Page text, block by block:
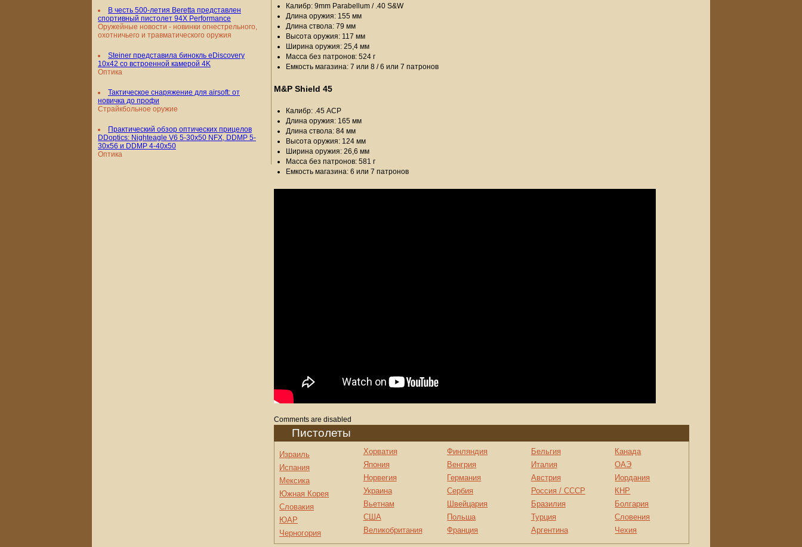
Калибр: 9mm Parabellum / .40 S&W
Длина оружия: 155 мм
Длина ствола: 79 мм
Высота оружия: 117 мм
Ширина оружия: 25,4 мм
Масса без патронов: 524 г
Емкость магазина: 7 или 8 / 6 или 7 патронов
M&P Shield 45
Калибр: .45 ACP
Длина оружия: 165 мм
Длина ствола: 84 мм
Высота оружия: 124 мм
Ширина оружия: 26,6 мм
Масса без патронов: 581 г
Емкость магазина: 6 или 7 патронов
Comments are disabled
Пистолеты
Израиль
Испания
Мексика
Южная Корея
Словакия
ЮАР
Черногория
Хорватия
Япония
Норвегия
Украина
Вьетнам
США
Великобритания
Финляндия
Венгрия
Германия
Сербия
Швейцария
Польша
Франция
Бельгия
Италия
Австрия
Россия / СССР
Бразилия
Турция
Аргентина
Канада
ОАЭ
Иордания
КНР
Болгария
Словения
Чехия
В честь 500-летия Beretta представлен
спортивный пистолет 94X Performance
Оружейные новости - новинки огнестрельного,
охотничьего и травматического оружия
Steiner представила бинокль eDiscovery
10x42 со встроенной камерой 4K
Оптика
Тактическое снаряжение для airsoft: от
новичка до профи
Страйкбольное оружие
Практический обзор оптических прицелов
DDoptics: Nighteagle V6 5-30x50 NFX, DDMP 5-
30x56 и DDMP 4-40x50
Оптика